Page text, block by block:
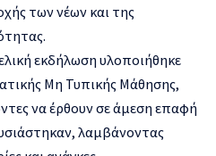
των νέων και της
εκδήλωση υλοποιήθηκε
Μη Τυπικής Μάθησης,
να έρθουν σε άμεση επαφή
λαμβάνοντας